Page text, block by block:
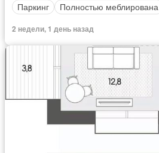
Паркинг
Полностью меблирована
2 недели, 1 день назад